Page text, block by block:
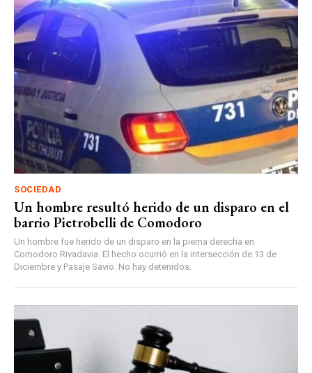
SOCIEDAD
Un hombre resultó herido de un disparo en el
barrio Pietrobelli de Comodoro
Un hombre fue herido de un disparo en la pierna derecha en
Comodoro Rivadavia. El hecho ocurrió en la intersección de 13 de
Diciembre y Pasaje Savio. No hay detenidos.